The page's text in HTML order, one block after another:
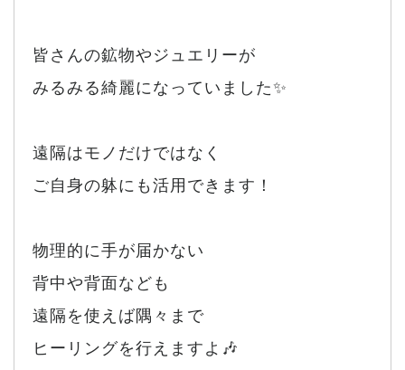
皆さんの鉱物やジュエリーが
みるみる綺麗になっていました✨
遠隔はモノだけではなく
ご自身の躰にも活用できます！
物理的に手が届かない
背中や背面なども
遠隔を使えば隅々まで
ヒーリングを行えますよ🎶